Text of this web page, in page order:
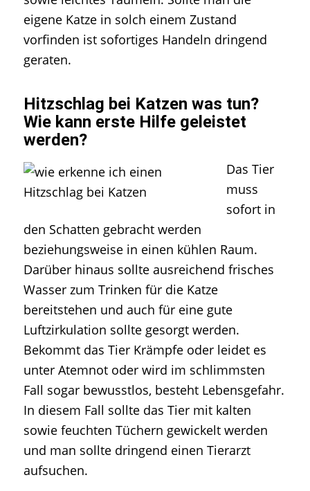
eigene Katze in solch einem Zustand
vorfinden ist sofortiges Handeln dringend
geraten.
Hitzschlag bei Katzen was tun?
Wie kann erste Hilfe geleistet
werden?
Das Tier
muss
sofort in
den Schatten gebracht werden
beziehungsweise in einen kühlen Raum.
Darüber hinaus sollte ausreichend frisches
Wasser zum Trinken für die Katze
bereitstehen und auch für eine gute
Luftzirkulation sollte gesorgt werden.
Bekommt das Tier Krämpfe oder leidet es
unter Atemnot oder wird im schlimmsten
Fall sogar bewusstlos, besteht Lebensgefahr.
In diesem Fall sollte das Tier mit kalten
sowie feuchten Tüchern gewickelt werden
und man sollte dringend einen Tierarzt
aufsuchen.